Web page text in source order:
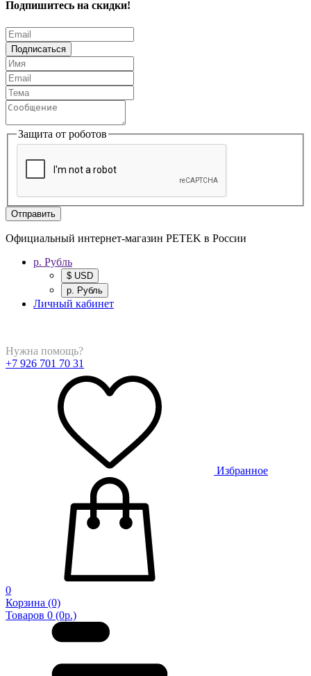
Подпишитесь на скидки!
Подписаться
Защита от роботов
Отправить
Официальный интернет-магазин PETEK в России
р. Рубль
$ USD
р. Рубль
Личный кабинет
Нужна помощь?
+7 926 701 70 31
Избранное
0
Корзина (0)
Товаров 0 (0р.)